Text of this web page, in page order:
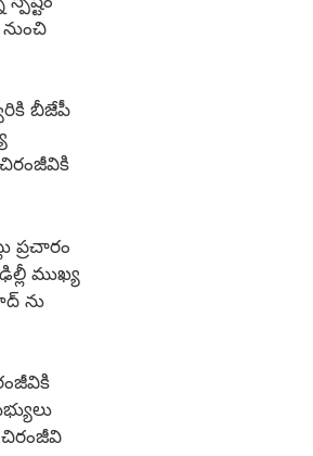
బీజేపీ
ప్రచారం
ముఖ్య
ను